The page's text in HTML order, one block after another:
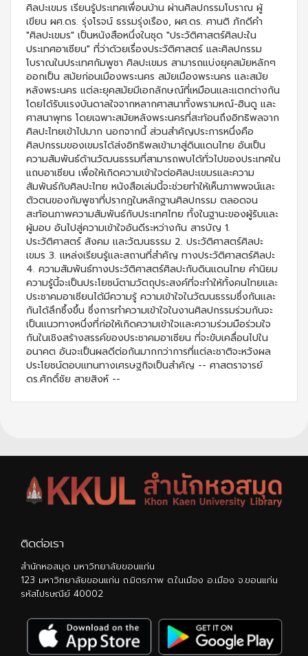
ศิลปะเขมร เรียนรู้ประเทศเพื่อนบ้าน ผ่านศิลปกรรมโบราณ ผู้
เขียน ผศ.ดร. รุ่งโรจน์ ธรรมรุ่งเรือง, ผศ.ดร. ศานติ ภักดีคำ
"ศิลปะเขมร" เป็นหนังสือหนึ่งในชุด "ประวัติศาสตร์ศิลปะใน
ประเทศอาเซียน" ที่ว่าด้วยเรื่องประวัติศาสตร์ และศิลปกรรม
โบราณในประเทศกัมพูชา ศิลปะเขมร สามารถแบ่งยุคสมัยหลักๆ
ออกเป็น สมัยก่อนเมืองพระนคร สมัยเมืองพระนคร และสมัย
หลังพระนคร แต่ละยุคสมัยมีเอกลักษณ์ที่เหมือนและแตกต่างกัน
โดยได้รับแรงบันดาลใจจากหลากศาสนาทั้งพรามหณ์-ฮินดู และ
ศาสนาพุทธ โดยเฉพาะสมัยหลังพระนครที่สะท้อนถึงอิทธิพลจาก
ศิลปะไทยเข้าไปมาก นอกจากนี้ ส่วนสำคัญประการหนึ่งคือ
ศิลปกรรมของเขมรได้ส่งอิทธิพลเข้ามาสู่ดินแดนไทย อันเป็น
ความสัมพันธ์ด้านวัฒนธรรมที่สามารถพบได้ทั่วไปของประเทศใน
แถบอาเซียน เพื่อให้เกิดความเข้าใจต่อศิลปะเขมรและความ
สัมพันธ์กับศิลปะไทย หนังสือเล่มนี้จะช่วยทำให้เห็นภาพพจน์และ
ตัวตนของกัมพูชาที่ปรากฎในหลักฐานศิลปกรรม ตลอดจน
สะท้อนภาพความสัมพันธ์กับประเทศไทย ทั้งในฐานะของผู้รับและ
ผู้มอบ อันไปสู่ความเข้าใจอันดีระหว่างกัน สารบัญ 1.
ประวัติศาสตร์ สังคม เเละวัฒนธรรม 2. ประวัติศาสตร์ศิลปะ
เขมร 3. เเหล่งเรียนรู้เเละสถานที่สำคัญ ทางประวัติศาสตร์ศิลปะ
4. ความสัมพันธ์ทางประวัติศาสตร์ศิลปะกับดินเเดนไทย คำนิยม
ความรู้นี้จะเป็นประโยชน์ตามวัตถุประสงค์ที่จะทำให้ทั้งคนไทยเเละ
ประชาคมอาเซียนได้มีความรู้ ความเข้าใจในวัฒนธรรมซึ่งกันเเละ
กันได้ลึกซึ้งขึ้น ซึ่งการทำความเข้าใจในงานศิลปกรรมร่วมกันจะ
เป็นเเนวทางหนึ่งที่ก่อให้เกิดความเข้าใจเเละความร่วมมือร่วมใจ
กันในเชิงสร้างสรรค์ของประชาคมอาเซียน ที่จะขับเคลื่อนไปใน
อนาคต อันจะเป็นผลดีต่อกันมากกว่าการที่เเต่ละชาติจะหวังผล
ประโยชน์ตอบเเทนทางเศรษฐกิจเป็นสำคัญ -- ศาสตราจารย์
ดร.ศักดิ์ชัย สายสิงห์ --
ติดต่อเรา
สำนักหอสมุด มหาวิทยาลัยขอนแก่น
123 มหาวิทยาลัยขอนแก่น ถ.มิตรภาพ ต.ในเมือง อ.เมือง จ.ขอนแก่น
รหัสไปรษณีย์ 40002